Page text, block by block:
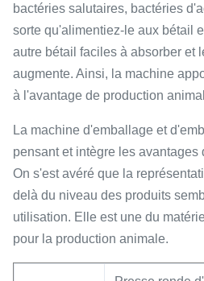
bactéries salutaires, bactéries
sorte qu'alimentiez-le aux bétail
autre bétail faciles à absorber et
augmente. Ainsi, la machine
à l'avantage de production
La machine d'emballage et
pensant et intègre les
On s'est avéré que la
delà du niveau des produits
utilisation. Elle est une du
pour la production animale.